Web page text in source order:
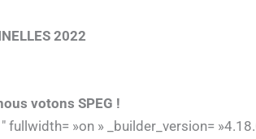
2022
votons SPEG !
»on » _builder_version=